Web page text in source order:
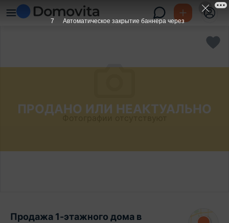
ПРОДАНО ИЛИ НЕАКТУАЛЬНО
Продажа 1-этажного дома в
6 Автоматическое закрытие баннера через